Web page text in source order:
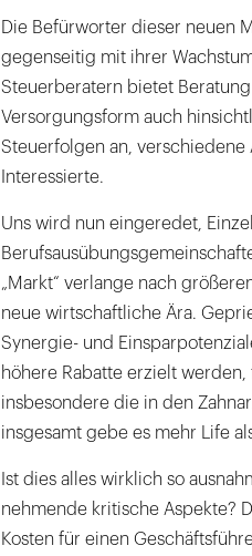
Die Befürworter dieser neuen
gegenseitig mit ihrer
Steuerberatern bietet
Versorgungsform auch
Steuerfolgen an,
Interessierte.
Uns wird nun eingeredet,
„Markt“ verlange nach
neue wirtschaftliche Ära.
Synergie- und
höhere Rabatte erzielt
insbesondere die in den
insgesamt gebe es mehr Life
Ist dies alles wirklich so
nehmende kritische Aspekte?
Kosten für einen